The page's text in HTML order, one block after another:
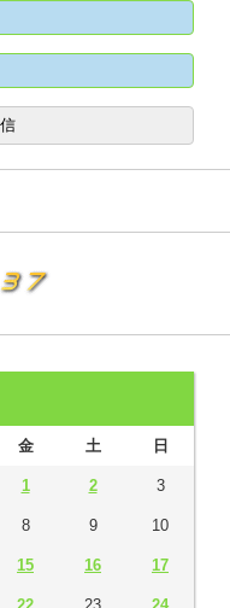
金 土 日
1 2 3
8 9 10
15 16 17